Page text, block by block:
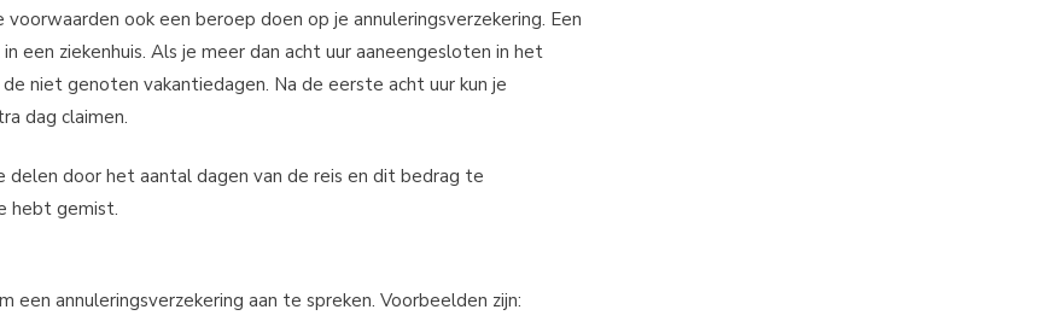
ook een beroep doen op je annuleringsverzekering. Een
een ziekenhuis. Als je meer dan acht uur aaneengesloten in het
niet genoten vakantiedagen. Na de eerste acht uur kun je
dag claimen.
door het aantal dagen van de reis en dit bedrag te
hebt gemist.
annuleringsverzekering aan te spreken. Voorbeelden zijn: